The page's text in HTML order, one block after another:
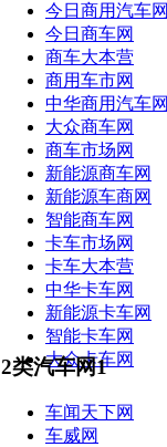
今日商用汽车网
今日商车网
商车大本营
商用车市网
中华商用汽车网
大众商车网
商车市场网
新能源商车网
新能源车商网
智能商车网
卡车市场网
卡车大本营
中华卡车网
新能源卡车网
智能卡车网
大众卡车网
2类汽车网1
车闻天下网
车威网